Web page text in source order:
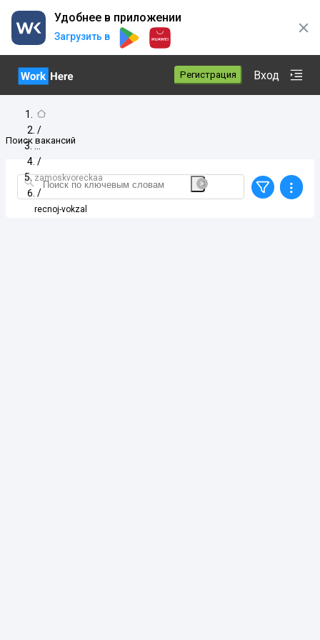
Удобнее в приложении
Загрузить в
Регистрация Вход
/
/
zamoskvoreckaa
/
recnoj-vokzal
Поиск вакансий